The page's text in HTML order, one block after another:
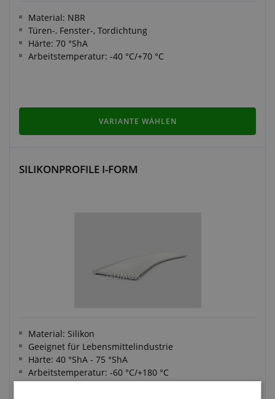
Material: NBR
Türen-, Fenster-, Tordichtung
Härte: 70 °ShA
Arbeitstemperatur: -40 °C/+70 °C
VARIANTE WÄHLEN
SILIKONPROFILE I-FORM
Material: Silikon
Geeignet für Lebensmittelindustrie
Härte: 40 °ShA - 75 °ShA
Arbeitstemperatur: -60 °C/+180 °C